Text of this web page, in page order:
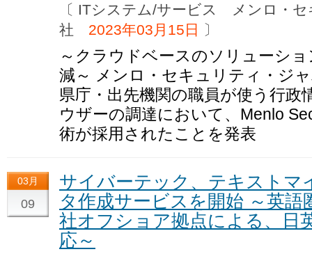
〔 ITシステム/サービス メンロ・
社 2023年03月15日 〕
～クラウドベースのソリューシ
減～ メンロ・セキュリティ・ジ
県庁・出先機関の職員が使う行
ウザーの調達において、Menlo
術が採用されたことを発表
03月
09
サイバーテック、テキストマ
タ作成サービスを開始 ～英
社オフショア拠点による、日
応～